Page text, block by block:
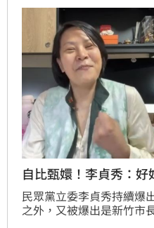
自比甄嬛！李貞秀：好
民眾黨立委李貞秀持續爆
之外，又被爆出是新竹市